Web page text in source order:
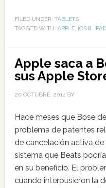
FILED UNDER: TABLETS
TAGGED WITH: APPLE, IOS 8, IPAD
Apple saca a
sus Apple
20 OCTUBRE, 2014BY
Hace meses que Bose
problema de patentes
de cancelación activa de
sistema que Beats
en su beneficio. El
cuando interpusieron la